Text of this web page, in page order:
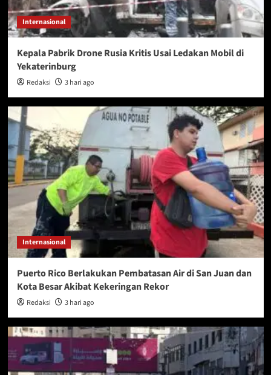
Internasional
Kepala Pabrik Drone Rusia Kritis Usai Ledakan Mobil di
Yekaterinburg
Redaksi 3 hari ago
Internasional
Puerto Rico Berlakukan Pembatasan Air di San Juan dan
Kota Besar Akibat Kekeringan Rekor
Redaksi 3 hari ago